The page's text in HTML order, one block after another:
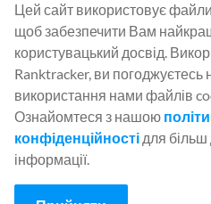
144A Clerkenwell Rd
London, EC1R 5DF
Company No: 08820809
felix@ranktracker.com
2015 -
Цей сайт використовує
щоб забезпечити Вам
користувацький досвід.
Ranktracker, ви погоджуєтесь
використання нами файлів
Ознайомтеся з нашою
конфіденційності для більш
інформації.